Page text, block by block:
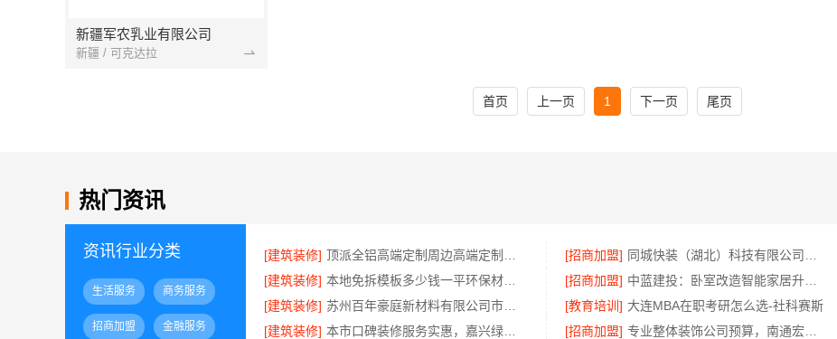
新疆军农乳业有限公司
新疆 / 可克达拉
首页 上一页 1 下一页 尾页
热门资讯
资讯行业分类
生活服务 商务服务
招商加盟 金融服务
[建筑装修] [招商加盟]
[建筑装修]
[招商加盟]
[建筑装修]
[教育培训] 大连MBA在职考研怎么选-社科赛斯
[建筑装修]
[招商加盟]